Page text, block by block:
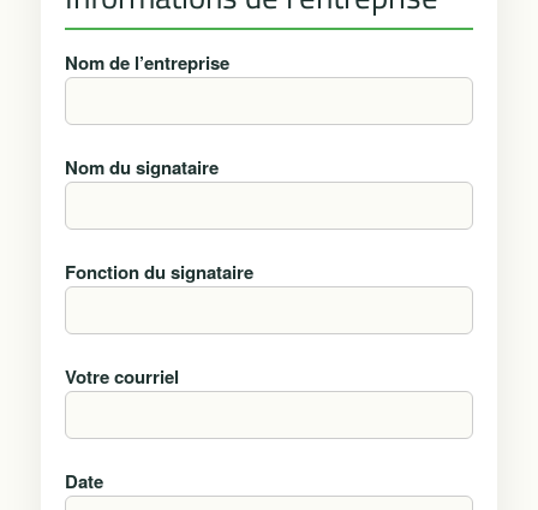
Nom de l’entreprise
Nom du signataire
Fonction du signataire
Votre courriel
Date